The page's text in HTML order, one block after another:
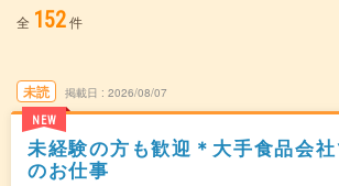
全 152件
未読
NEW
掲載日 2026/08/07
未経験の方も歓迎＊大手食品会
のお仕事